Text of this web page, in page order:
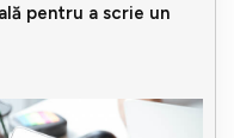
pentru a scrie un